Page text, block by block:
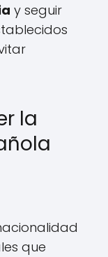
y seguir
la
que